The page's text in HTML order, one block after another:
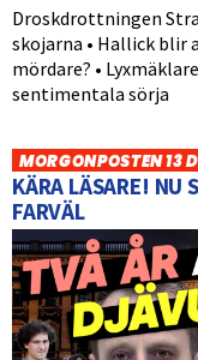
Droskdrottningen
skojarna • Hallick blir
mördare? •
sentimentala sörja
MORGONPOSTEN 13
KÄRA LÄSARE! NU
FARVÄL